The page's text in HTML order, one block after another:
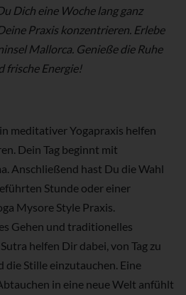
Dich eine Woche lang ganz
Praxis konzentrieren. Erlebe
Mallorca. Genieße die Ruhe
frische Energie!
meditativer Yogapraxis helfen
Dein Tag beginnt mit
Anschließend hast Du die Wahl
Stunde oder einer
Mysore Style Praxis.
Gehen und traditionelles
helfen Dir dabei, von Tag zu
die Stille einzutauchen. Eine
in eine neue Welt anfühlt